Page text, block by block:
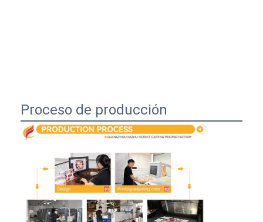
Proceso de producción